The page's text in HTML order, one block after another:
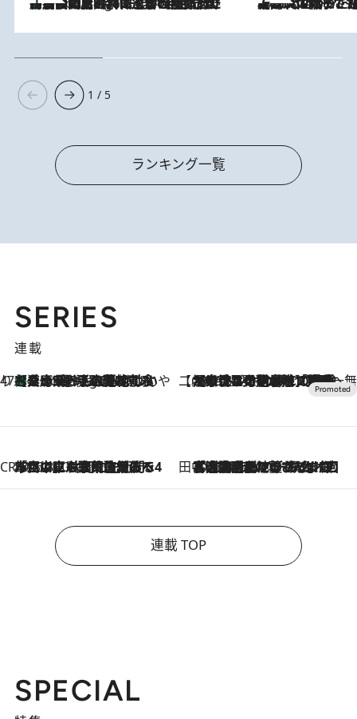
1 / 5
ランキング一覧
SERIES
連載
47都道府県の手みやげ ひんやりスイーツで夏を満喫
9 Hours Ago
【兵庫県】この夏絶対食べたい 冷やしておいしいおやつ3選 淡路島の恵みをジェラートに集約 【CREA×星野リゾート】唯一無二。癒しと発見が待つ場所へ
2026.8.7
【トンボの足水浴】ヒノキの香りに包まれて涼感マックス！約13℃の湧水かけ流しを避暑地「星野温泉 トンボの湯」で体験
CREA'S CHOICE
2026.8.7
「立川にも歌舞伎があるんだよ」 片岡仁左衛門・市川中車ら豪華座組みで4年目の立川立飛歌舞伎へ 田中稲の勝手に再ブーム
2026.8.7
「湘南乃風に憧れて」観客大盛上がりの“タオル回し”に、ラッパー顔負けの高速歌唱まで…さだまさし（74）のアグレッシブすぎる現在地
連載 TOP
SPECIAL